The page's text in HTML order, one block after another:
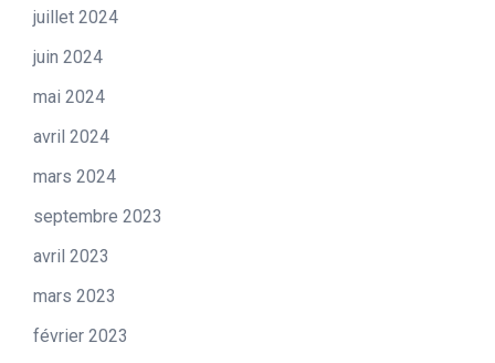
juillet 2024
juin 2024
mai 2024
avril 2024
mars 2024
septembre 2023
avril 2023
mars 2023
février 2023